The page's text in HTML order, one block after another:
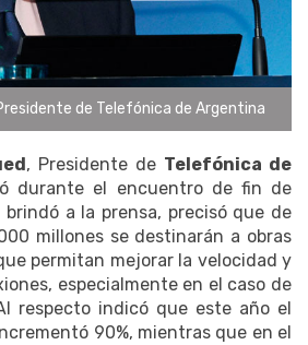
de Telefónica de Argentina
, Presidente de Telefónica de
durante el encuentro de fin de
brindó a la prensa, precisó que de
millones se destinarán a obras
permitan mejorar la velocidad y
especialmente en el caso de
respecto indicó que este año el
90%, mientras que en el